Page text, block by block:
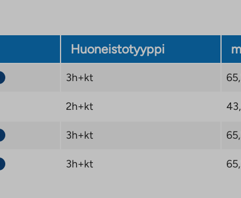
Huoneistotyyppi
3h+kt
2h+kt
3h+kt
3h+kt